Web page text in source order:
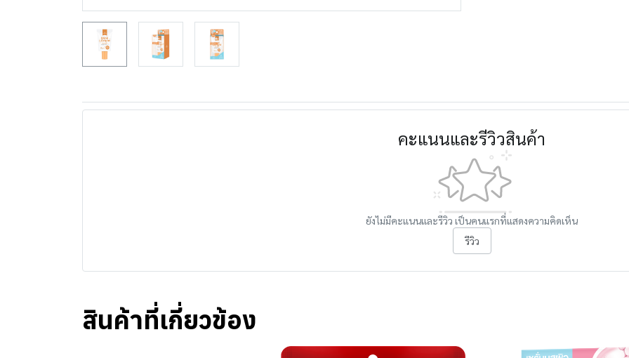
คะแนนและรีวิวสินค้า
ยังไม่มีคะแนนและรีวิว เป็นคนแรกที่แสดงความคิดเห็น
รีวิว
สินค้าที่เกี่ยวข้อง